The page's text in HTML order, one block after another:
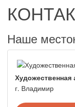
Наше
г. Владимир